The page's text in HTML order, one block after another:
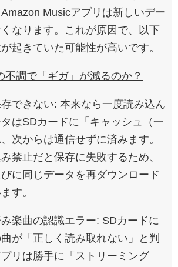
Musicアプリは新しいデー
なります。これが原因で、以下
起きていた可能性が高いです。
不調で「ギガ」が減るのか？
できない: 本来なら一度読み込ん
はSDカードに「キャッシュ（一
次からは通信せずに済みます。
禁止だと保存に失敗するため、
に同じデータを再ダウンロード
す。
楽曲の認識エラー: SDカードに
が「正しく読み取れない」と判
リは勝手に「ストリーミング